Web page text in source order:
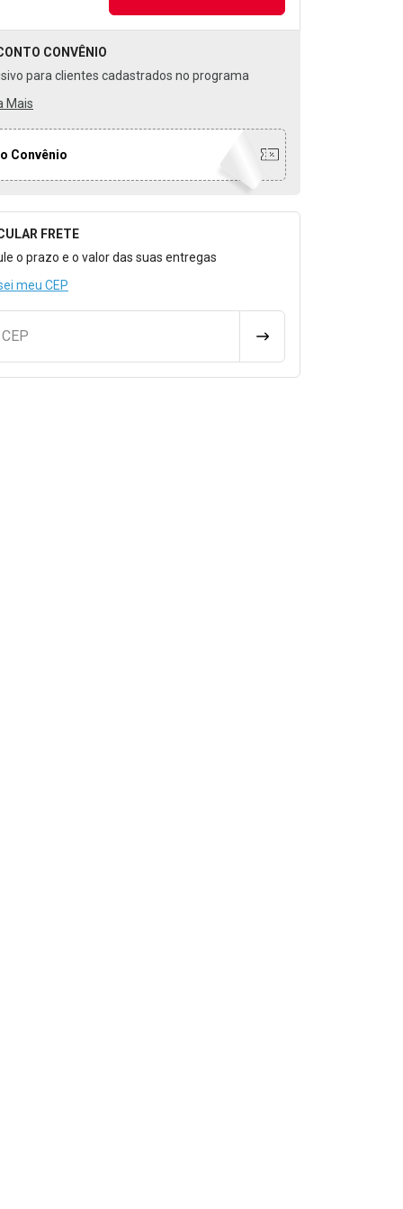
CONVÊNIO
para clientes cadastrados no programa
Mais
Convênio
para Calcular o Frete
FRETE
o prazo e o valor das suas entregas
meu CEP
CALCULAR FRETE